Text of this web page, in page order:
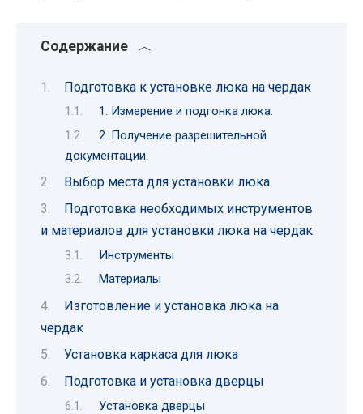
Содержание
Подготовка к установке люка на чердак
1. Измерение и подгонка люка.
2. Получение разрешительной
документации.
Выбор места для установки люка
Подготовка необходимых инструментов
и материалов для установки люка на чердак
Инструменты
Материалы
Изготовление и установка люка на
чердак
Установка каркаса для люка
Подготовка и установка дверцы
Установка дверцы